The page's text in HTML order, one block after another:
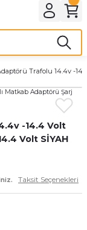
Trafolu 14.4v -
-14.4 Volt
Volt SİYAH
Taksit Seçenekleri